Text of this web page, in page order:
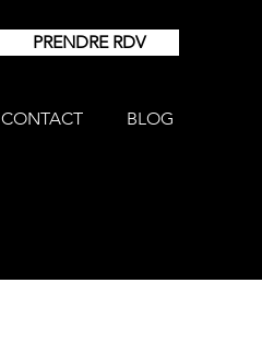
PRENDRE RDV
CONTACT BLOG